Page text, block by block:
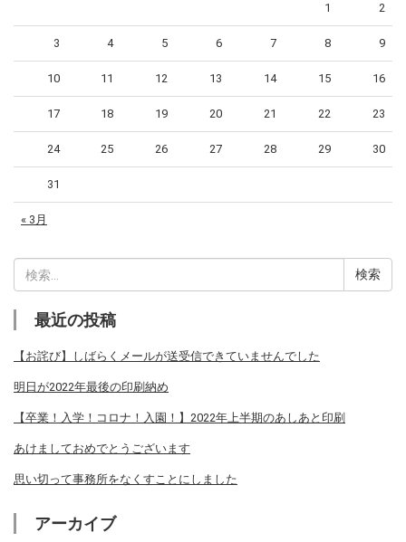
« 3月
1 2
3 4 5 6 7 8 9
10 11 12 13 14 15 16
17 18 19 20 21 22 23
24 25 26 27 28 29 30
31
索:
最近の投稿
【お詫び】しばらくメールが送受信できていませんでした
明日が2022年最後の印刷納め
【卒業！入学！コロナ！入園！】2022年上半期のあしあと印刷
あけましておめでとうございます
思い切って事務所をなくすことにしました
アーカイブ